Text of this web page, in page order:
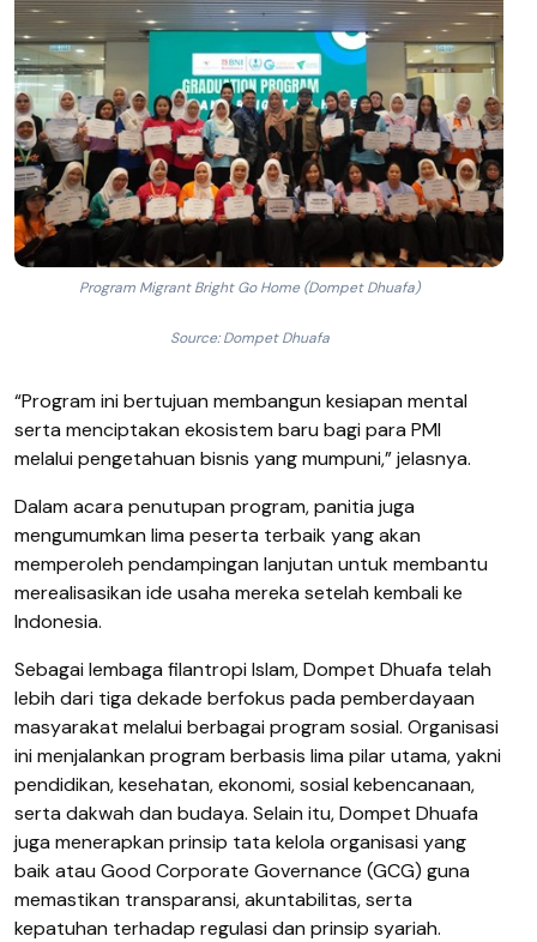
Program Migrant Bright Go Home (Dompet Dhuafa)
Source: Dompet Dhuafa
“Program ini bertujuan membangun kesiapan mental
serta menciptakan ekosistem baru bagi para PMI
melalui pengetahuan bisnis yang mumpuni,” jelasnya.
Dalam acara penutupan program, panitia juga
mengumumkan lima peserta terbaik yang akan
memperoleh pendampingan lanjutan untuk membantu
merealisasikan ide usaha mereka setelah kembali ke
Indonesia.
Sebagai lembaga filantropi Islam, Dompet Dhuafa telah
lebih dari tiga dekade berfokus pada pemberdayaan
masyarakat melalui berbagai program sosial. Organisasi
ini menjalankan program berbasis lima pilar utama, yakni
pendidikan, kesehatan, ekonomi, sosial kebencanaan,
serta dakwah dan budaya. Selain itu, Dompet Dhuafa
juga menerapkan prinsip tata kelola organisasi yang
baik atau Good Corporate Governance (GCG) guna
memastikan transparansi, akuntabilitas, serta
kepatuhan terhadap regulasi dan prinsip syariah.